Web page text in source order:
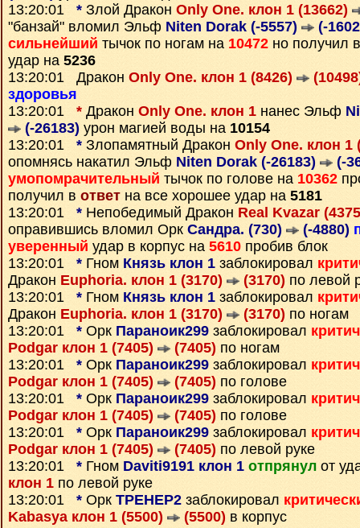
13:20:01 * Злой Дракон Only One. клон 1 (13662)
"банзай" вломил Эльф Niten Dorak (-5557)
(-
сильнейший тычок по ногам на 10472 но получил
удар на 5236
13:20:01 Дракон Only One. клон 1 (8426)
здоровья
13:20:01 * Дракон Only One. клон 1 нанес Эльф
(-26183) урон магией воды на 10154
13:20:01 * Злопамятный Дракон Only One. клон 1
опомнясь накатил Эльф Niten Dorak (-26183)
(-
умопомрачительный тычок по голове на 10362
получил в ответ на все хорошее удар на 5181
13:20:01 * Непобедимый Дракон Real Kvazar
оправившись вломил Орк Сандра. (730) (-4880)
уверенный удар в корпус на 5610 пробив блок
13:20:01 * Гном Князь клон 1 заблокировал
Дракон Euphoria. клон 1 (3170) (3170) по левой
13:20:01 * Гном Князь клон 1 заблокировал
Дракон Euphoria. клон 1 (3170) (3170) по ногам
13:20:01 * Орк Параноик299 заблокировал
Podgar клон 1 (7405)
(7405) по ногам
13:20:01 * Орк Параноик299 заблокировал
Podgar клон 1 (7405)
(7405) по голове
13:20:01 * Орк Параноик299 заблокировал
Podgar клон 1 (7405)
(7405) по голове
13:20:01 * Орк Параноик299 заблокировал
Podgar клон 1 (7405)
(7405) по левой руке
13:20:01 * Гном Daviti9191 клон 1 отпрянул от
клон 1 по левой руке
13:20:01 * Орк TPEHEP2 заблокировал
Kabasya клон 1 (5500)
(5500) в корпус